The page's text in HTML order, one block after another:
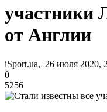
участники
от Англии
iSport.ua, 26 июля 2020,
0
5256